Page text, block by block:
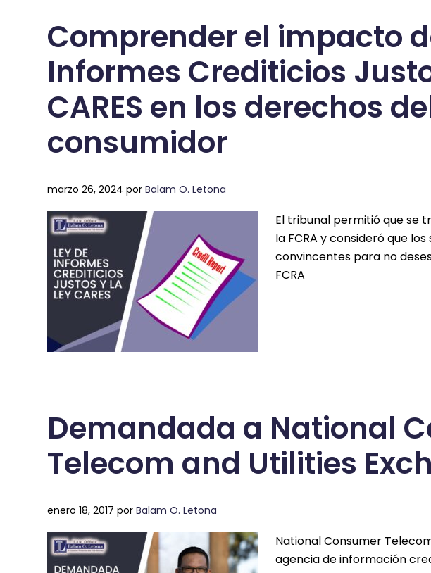
Comprender el impacto
Informes Crediticios
CARES en los derechos
consumidor
marzo 26, 2024 porBalam O. Letona
El tribunal permitió que se
la FCRA y consideró que
convincentes para no
FCRA
Demandada a National
Telecom and Utilities
enero 18, 2017 porBalam O. Letona
National Consumer
agencia de información